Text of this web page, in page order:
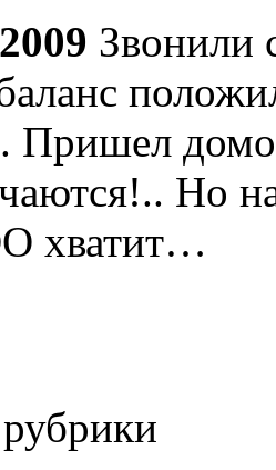
Звонили
Пришел
Но
хватит…